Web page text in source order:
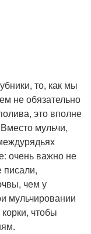
то, как мы
не обязательно
это вполне
мульчи,
очень важно не
писали,
чем у
мульчировании
чтобы